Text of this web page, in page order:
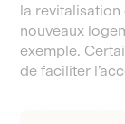
la
nouveaux
exemple.
de faciliter